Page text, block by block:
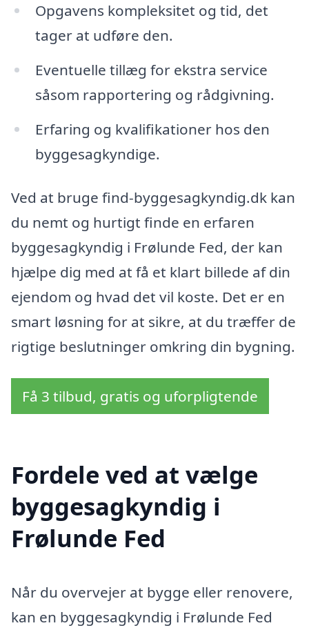
Opgavens kompleksitet og tid, det
tager at udføre den.
Eventuelle tillæg for ekstra service
såsom rapportering og rådgivning.
Erfaring og kvalifikationer hos den
byggesagkyndige.
Ved at bruge find-byggesagkyndig.dk kan
du nemt og hurtigt finde en erfaren
byggesagkyndig i Frølunde Fed, der kan
hjælpe dig med at få et klart billede af din
ejendom og hvad det vil koste. Det er en
smart løsning for at sikre, at du træffer de
rigtige beslutninger omkring din bygning.
Få 3 tilbud, gratis og uforpligtende
Fordele ved at vælge
byggesagkyndig i
Frølunde Fed
Når du overvejer at bygge eller renovere,
kan en byggesagkyndig i Frølunde Fed